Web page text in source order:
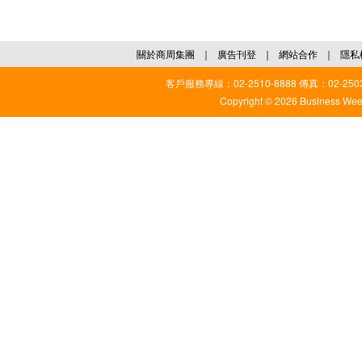
關於商周集團 ｜ 廣告刊登 ｜ 網站合作 ｜ 隱私
客戶服務專線：02-2510-8888 傳真：02-
Copyright © 2026 Business